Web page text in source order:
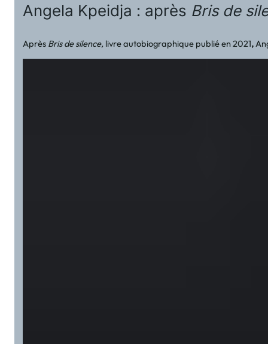
Angela Kpeidja : après Bris de
Après Bris de silence, livre autobiographique publié en 2021,